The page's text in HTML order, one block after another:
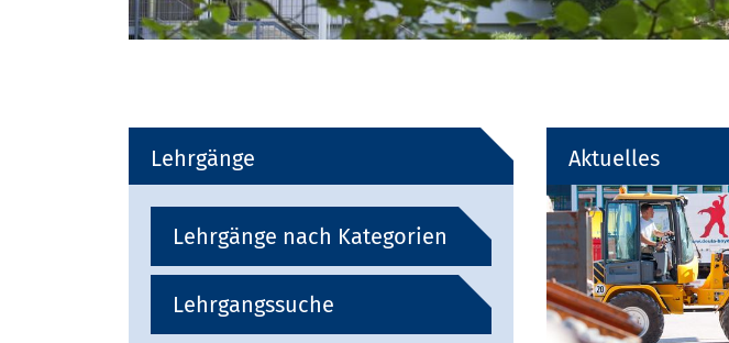
Lehrgänge
Lehrgänge nach Kategorien
Lehrgangssuche
Aktuelles